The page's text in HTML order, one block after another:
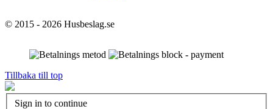
© 2015 - 2026 Husbeslag.se
Tillbaka till top
Sign in to continue